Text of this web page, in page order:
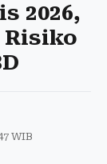
2026,
Risiko
WIB